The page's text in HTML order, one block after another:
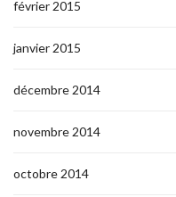
février 2015
janvier 2015
décembre 2014
novembre 2014
octobre 2014